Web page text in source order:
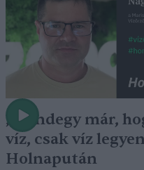
„Mindegy már,
víz, csak víz
Holnapután